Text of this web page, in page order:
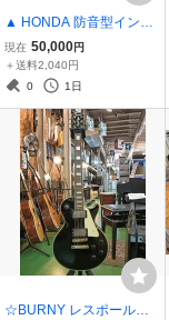
▲ HONDA 防音型インバ
ーター発電機 EU9i entry
箱なし 使用感少々▲
現在 50,000円
＋送料2,040円
0
1日
☆BURNY レスポールタ